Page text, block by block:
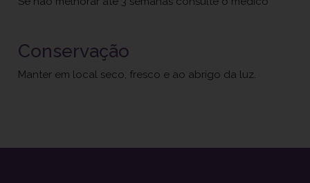
Conservação
Manter em local seco, fresco e ao abrigo da luz.